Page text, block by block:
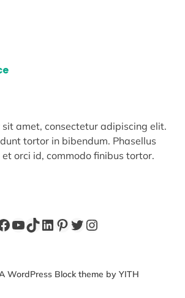
amet, consectetur adipiscing elit.
tortor in bibendum. Phasellus
orci id, commodo finibus tortor.
YouTube
TikTok
LinkedIn
Pinterest
X Instagram
WordPress Block theme by YITH